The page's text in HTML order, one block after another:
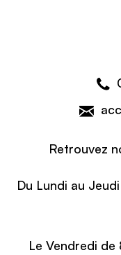
Retrouvez
Du Lundi au
Le Vendredi